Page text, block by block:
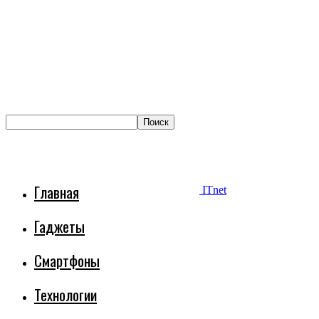
ITnet
Главная
Гаджеты
Смартфоны
Технологии